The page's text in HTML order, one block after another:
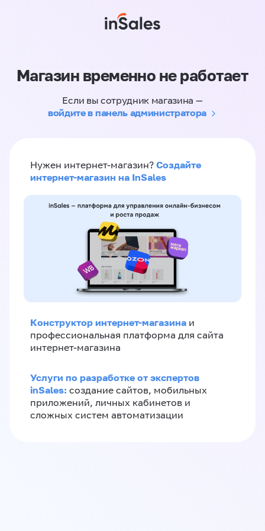
Магазин временно не работает
Если вы сотрудник магазина —
войдите в панель администратора
Нужен интернет-магазин? Создайте
интернет-магазин на InSales
Конструктор интернет-магазина и
профессиональная платформа для сайта
интернет-магазина
Услуги по разработке от экспертов
inSales: создание сайтов, мобильных
приложений, личных кабинетов и
сложных систем автоматизации